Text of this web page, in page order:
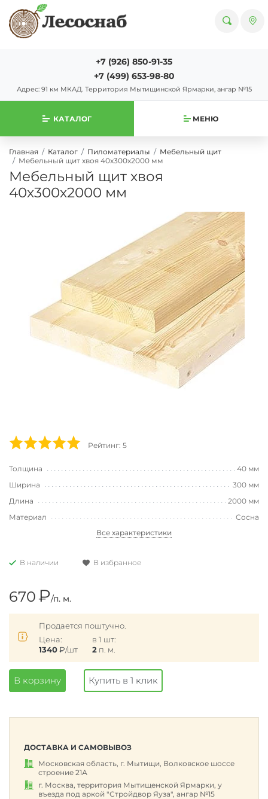
+7 (926) 850-91-35
+7 (499) 653-98-80
Адрес: 91 км МКАД. Территория Мытищинской Ярмарки, ангар №15
КАТАЛОГ МЕНЮ
Главная Каталог Пиломатериалы
Мебельный щит
Мебельный щит хвоя 40х300х2000 мм
Мебельный щит хвоя
40х300х2000 мм
Рейтинг: 5
Толщина
40 мм
Ширина
300 мм
Длина
2000 мм
Материал
Сосна
Все характеристики
В наличии В избранное
670₽/п. м.
Продается поштучно.
Цена:
1340 ₽/шт
в 1 шт:
2 п. м.
В корзину Купить в 1 клик
ДОСТАВКА И САМОВЫВОЗ
Московская область, г. Мытищи, Волковское шоссе
строение 21А
г. Москва, территория Мытищенской Ярмарки, у
въезда под аркой "Стройдвор Яуза", ангар №15